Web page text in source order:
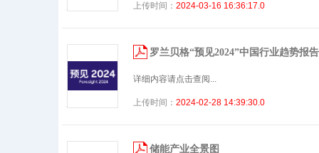
上传时间： 2024-03-16 16:36:17.0
罗兰贝格“预见2024”中国行业趋势报告
详细内容请点击查阅...
上传时间： 2024-02-28 14:39:30.0
储能产业全景图